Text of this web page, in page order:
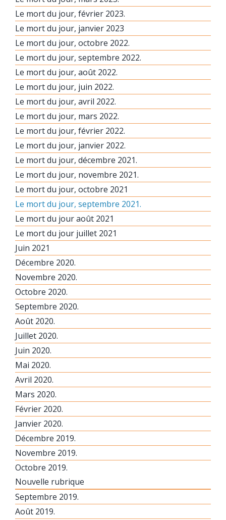
Le mort du jour, février 2023.
Le mort du jour, janvier 2023
Le mort du jour, octobre 2022.
Le mort du jour, septembre 2022.
Le mort du jour, août 2022.
Le mort du jour, juin 2022.
Le mort du jour, avril 2022.
Le mort du jour, mars 2022.
Le mort du jour, février 2022.
Le mort du jour, janvier 2022.
Le mort du jour, décembre 2021.
Le mort du jour, novembre 2021.
Le mort du jour, octobre 2021
Le mort du jour, septembre 2021.
Le mort du jour août 2021
Le mort du jour juillet 2021
Juin 2021
Décembre 2020.
Novembre 2020.
Octobre 2020.
Septembre 2020.
Août 2020.
Juillet 2020.
Juin 2020.
Mai 2020.
Avril 2020.
Mars 2020.
Février 2020.
Janvier 2020.
Décembre 2019.
Novembre 2019.
Octobre 2019.
Nouvelle rubrique
Septembre 2019.
Août 2019.